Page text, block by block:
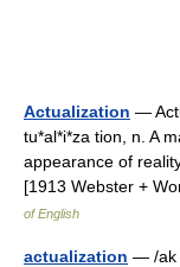
Actualization —
tu*al*i*za tion, n. A
appearance of
[1913 Webster +
of English
actualization — /ak